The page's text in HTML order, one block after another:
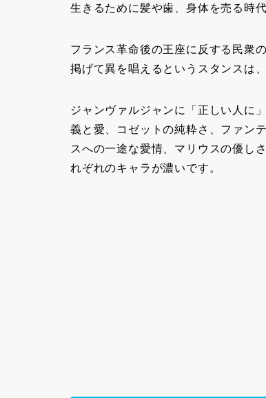
生きるために髪や歯、身体を売る時
フランス革命後の王座に反する民衆
掲げて異を唱えるというスタンスは
ジャンヴァルジャンに「正しい人に
義と愛、コゼットの純粋さ、ファン
スへの一途な愛情、マリウスの優し
れぞれのキャラが濃いです。